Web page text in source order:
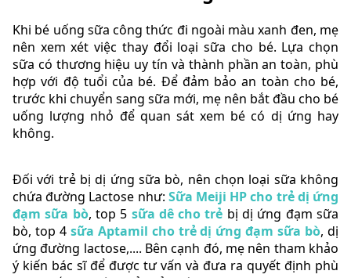
Khi bé uống sữa công thức đi ngoài màu xanh đen, mẹ
nên xem xét việc thay đổi loại sữa cho bé. Lựa chọn
sữa có thương hiệu uy tín và thành phần an toàn, phù
hợp với độ tuổi của bé. Để đảm bảo an toàn cho bé,
trước khi chuyển sang sữa mới, mẹ nên bắt đầu cho bé
uống lượng nhỏ để quan sát xem bé có dị ứng hay
không.
Đối với trẻ bị dị ứng sữa bò, nên chọn loại sữa không
chứa đường Lactose như: Sữa Meiji HP cho trẻ dị ứng
đạm sữa bò, top 5 sữa dê cho trẻ bị dị ứng đạm sữa
bò, top 4 sữa Aptamil cho trẻ dị ứng đạm sữa bò, dị
ứng đường lactose,.... Bên cạnh đó, mẹ nên tham khảo
ý kiến bác sĩ để được tư vấn và đưa ra quyết định phù